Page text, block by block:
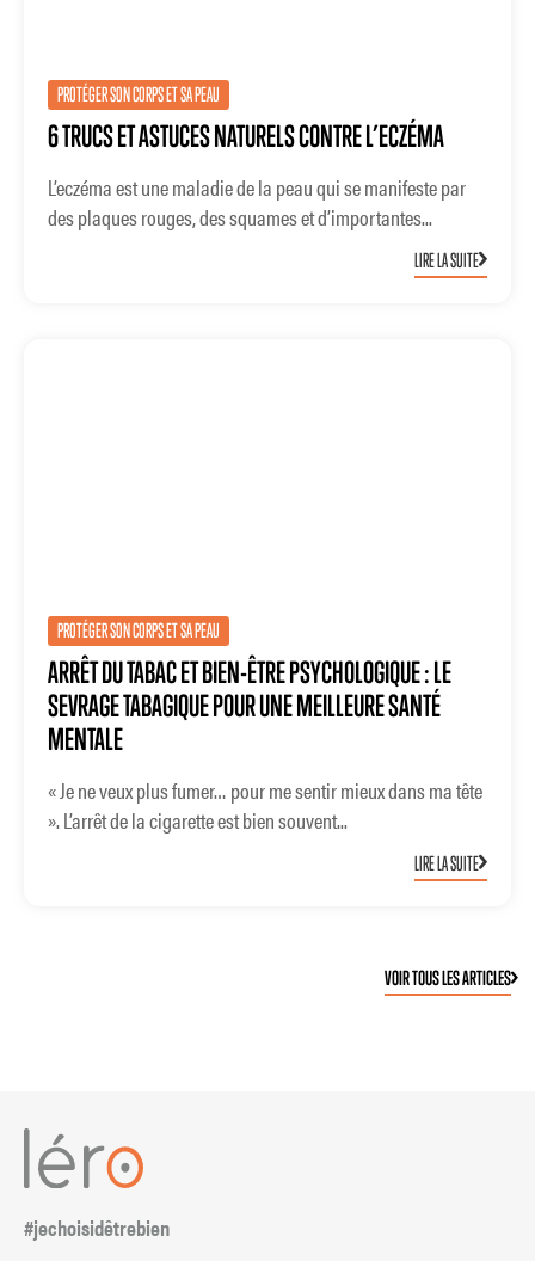
PROTÉGER SON CORPS ET SA PEAU
6 TRUCS ET ASTUCES NATURELS CONTRE L’ECZÉMA
L’eczéma est une maladie de la peau qui se manifeste par
des plaques rouges, des squames et d’importantes...
LIRE LA SUITE
PROTÉGER SON CORPS ET SA PEAU
ARRÊT DU TABAC ET BIEN-ÊTRE PSYCHOLOGIQUE : LE
SEVRAGE TABAGIQUE POUR UNE MEILLEURE SANTÉ
MENTALE
« Je ne veux plus fumer… pour me sentir mieux dans ma tête
». L’arrêt de la cigarette est bien souvent...
LIRE LA SUITE
VOIR TOUS LES ARTICLES
#jechoisidêtrebien